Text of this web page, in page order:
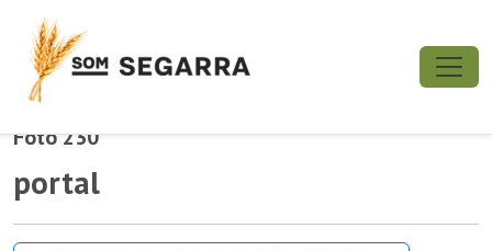
Foto 230
portal